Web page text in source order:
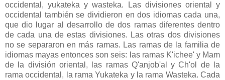
occidental, yukateka y wasteka. Las divisiones oriental y
occidental también se dividieron en dos idiomas cada una,
que dio lugar al desarrollo de dos ramas diferentes dentro
de cada una de estas divisiones. Las otras dos divisiones
no se separaron en más ramas. Las ramas de la familia de
idiomas mayas entonces son seis: las ramas K'ichee' y Mam
de la división oriental, las ramas Q'anjob'al y Ch'ol de la
rama occidental, la rama Yukateka y la rama Wasteka. Cada